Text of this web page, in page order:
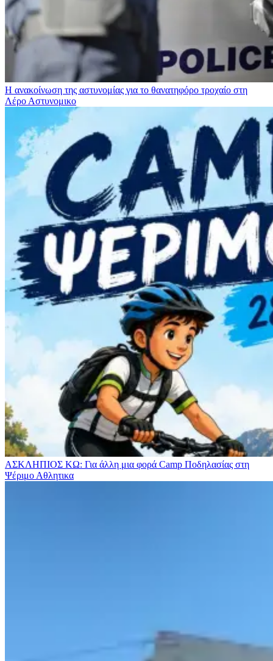
Η ανακοίνωση της αστυνομίας για το θανατηφόρο τροχαίο στη
Λέρο Αστυνομικο
ΑΣΚΛΗΠΙΟΣ ΚΩ: Για άλλη μια φορά Camp Ποδηλασίας στη
Ψέριμο Αθλητικα